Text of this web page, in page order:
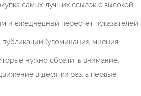
самых лучших ссылок с высокой
и ежедневный пересчет показателей
(упоминания, мнения,
нужно обратить внимание.
в десятки раз, а первые